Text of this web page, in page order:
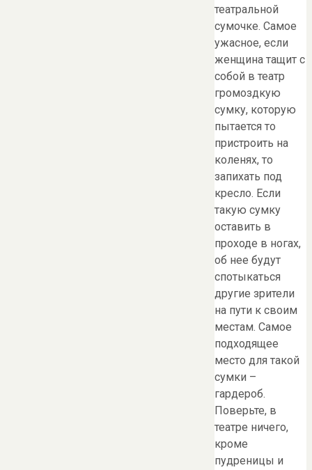
театральной
сумочке. Самое
ужасное, если
женщина тащит с
собой в театр
громоздкую
сумку, которую
пытается то
пристроить на
коленях, то
запихать под
кресло. Если
такую сумку
оставить в
проходе в ногах,
об нее будут
спотыкаться
другие зрители
на пути к своим
местам. Самое
подходящее
место для такой
сумки –
гардероб.
Поверьте, в
театре ничего,
кроме
пудреницы и